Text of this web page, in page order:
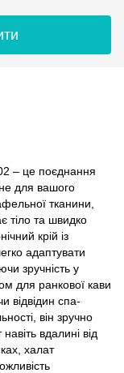
– це поєднання
для вашого
тканини,
тіло та швидко
крій із
адаптувати
зручність у
для ранкової кави
відвідин спа-
він зручно
вдалині від
халат